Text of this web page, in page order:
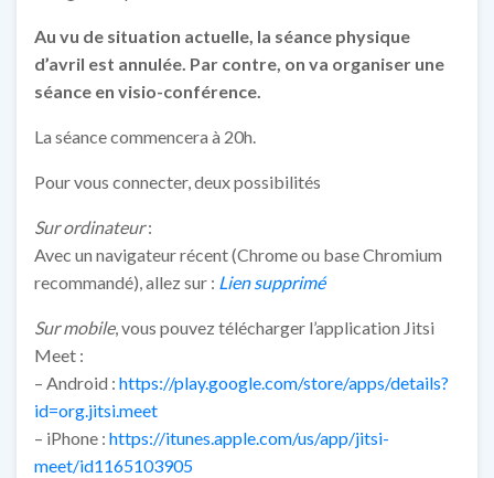
Au vu de situation actuelle, la séance physique
d’avril est annulée. Par contre, on va organiser une
séance en visio-conférence.
La séance commencera à 20h.
Pour vous connecter, deux possibilités
Sur ordinateur:
Avec un navigateur récent (Chrome ou base Chromium
recommandé), allez sur : Lien supprimé
Sur mobile, vous pouvez télécharger l’application Jitsi
Meet :
– Android : https://play.google.com/store/apps/details?
id=org.jitsi.meet
– iPhone : https://itunes.apple.com/us/app/jitsi-
meet/id1165103905